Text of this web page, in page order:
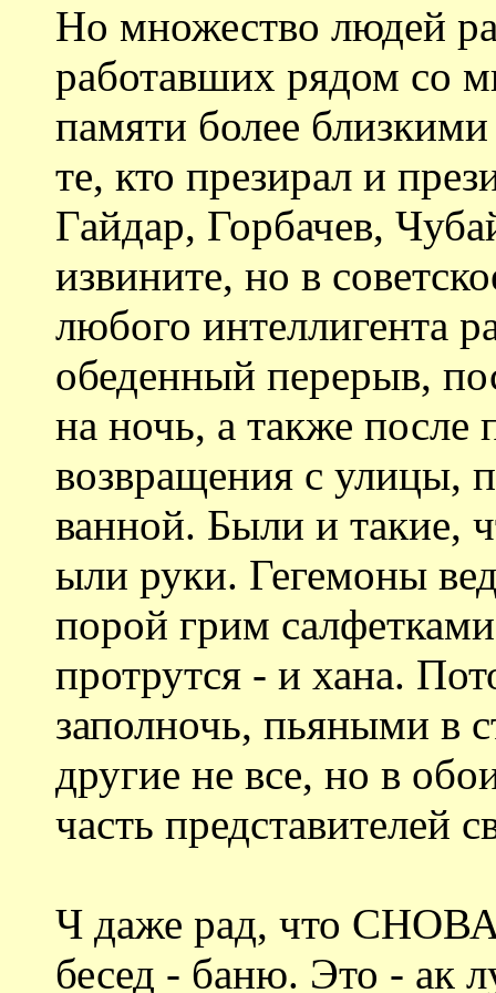
Но множество людей
работавших рядом со
памяти более
те, кто презирал и
Гайдар, Горбачев,
извините, но в
любого интеллигента
обеденный перерыв,
на ночь, а также после
возвращения с улицы,
ванной. Были и такие,
ыли руки. Гегемоны
порой грим
протрутся - и хана.
заполночь, пьяными в
другие не все, но в
часть представителей
Ч даже рад, что СНОВА
бесед - баню. Это - ак